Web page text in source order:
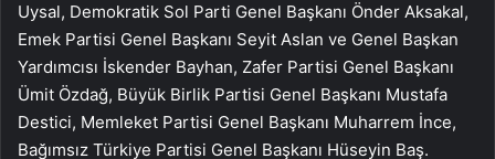
Uysal, Demokratik Sol Parti Genel Başkanı Önder Aksakal,
Emek Partisi Genel Başkanı Seyit Aslan ve Genel Başkan
Yardımcısı İskender Bayhan, Zafer Partisi Genel Başkanı
Ümit Özdağ, Büyük Birlik Partisi Genel Başkanı Mustafa
Destici, Memleket Partisi Genel Başkanı Muharrem İnce,
Bağımsız Türkiye Partisi Genel Başkanı Hüseyin Baş.